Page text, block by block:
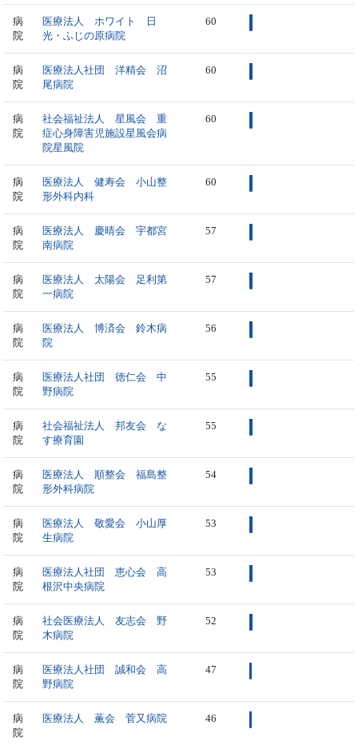
病
院
医療法人 ホワイト 日
光・ふじの原病院
60
病
院
医療法人社団 洋精会 沼
尾病院
60
病
院
社会福祉法人 星風会 重
症心身障害児施設星風会病
院星風院
60
病
院
医療法人 健寿会 小山整
形外科内科
60
病
院
医療法人 慶晴会 宇都宮
南病院
57
病
院
医療法人 太陽会 足利第
一病院
57
病
院
医療法人 博済会 鈴木病
院
56
病
院
医療法人社団 徳仁会 中
野病院
55
病
院
社会福祉法人 邦友会 な
す療育園
55
病
院
医療法人 順整会 福島整
形外科病院
54
病
院
医療法人 敬愛会 小山厚
生病院
53
病
院
医療法人社団 恵心会 高
根沢中央病院
53
病
院
社会医療法人 友志会 野
木病院
52
病
院
医療法人社団 誠和会 高
野病院
47
病
院
医療法人 薫会 菅又病院 46